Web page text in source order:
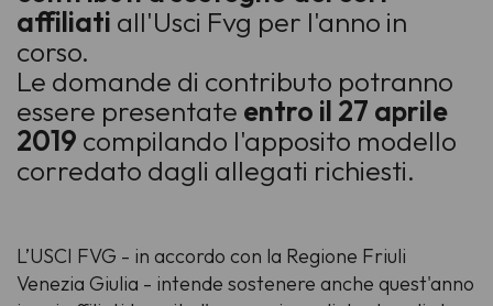
affiliati all'Usci Fvg per l'anno in
corso.
Le domande di contributo potranno
essere presentate entro il 27 aprile
2019 compilando l'apposito modello
corredato dagli allegati richiesti.
L’USCI FVG - in accordo con la Regione Friuli
Venezia Giulia - intende sostenere anche quest'anno